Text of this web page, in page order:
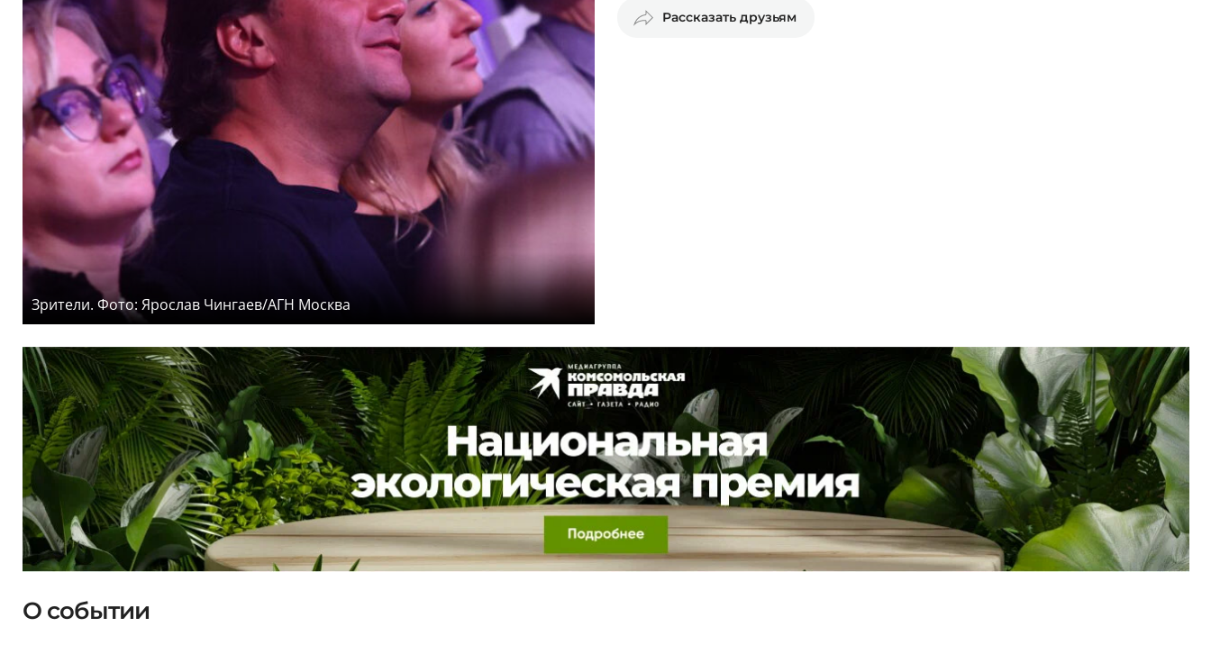
Зрители. Фото: Ярослав Чингаев/АГН Москва
Рассказать друзьям
О событии